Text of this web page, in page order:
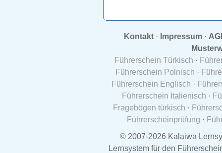
Kontakt · Impressum ·
Führerschein Türkisch ·
Führerschein Polnisch ·
Führerschein Englisch ·
Führerschein Italienisch ·
Fragebögen türkisch ·
Führerscheinprüfung ·
© 2007-2026 Kalaiwa
Lernsystem für den